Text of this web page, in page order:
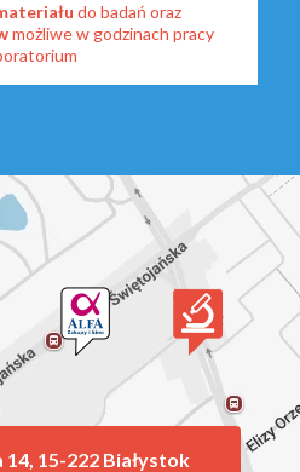
do badań oraz
możliwe w godzinach pracy
15-222 Białystok